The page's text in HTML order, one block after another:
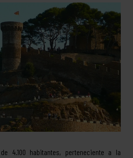
4.100 habitantes, perteneciente a la